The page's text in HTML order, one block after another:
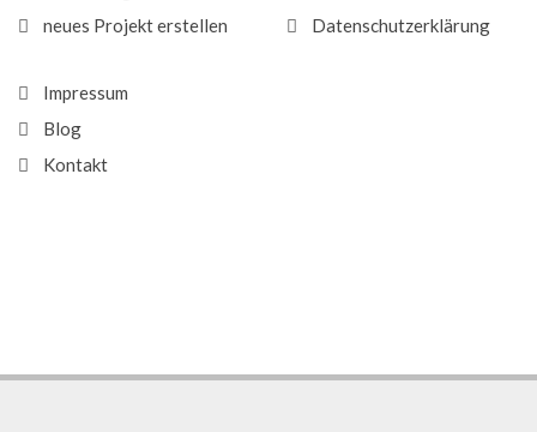
neues Projekt erstellen
Datenschutzerklärung
Impressum
Blog
Kontakt